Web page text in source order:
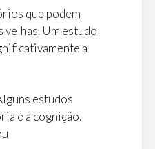
que podem
velhas. Um estudo
a
estudos
e a cognição.